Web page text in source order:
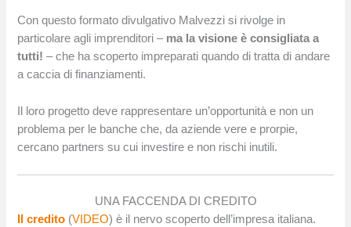
Con questo formato divulgativo Malvezzi si rivolge in
particolare agli imprenditori – ma la visione è consigliata a
tutti!– che ha scoperto impreparati quando di tratta di andare
a caccia di finanziamenti.
Il loro progetto deve rappresentare un’opportunità e non un
problema per le banche che, da aziende vere e prorpie,
cercano partners su cui investire e non rischi inutili.
UNA FACCENDA DI CREDITO
Il credito (VIDEO) è il nervo scoperto dell’impresa italiana.